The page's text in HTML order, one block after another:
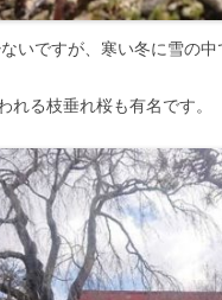
いですが、寒い冬に雪の中
る枝垂れ桜も有名です。